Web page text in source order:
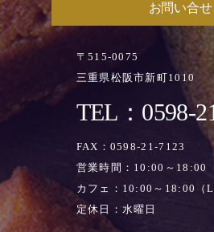
〒515-0075
三重県松阪市新町1010
TEL：0598-
FAX：0598-21-7123
営業時間：10:00～18:00
カフェ：10:00～18:00
定休日：水曜日
お問い合せ